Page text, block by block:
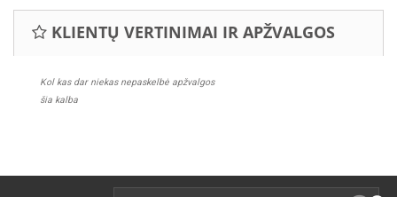
KLIENTŲ VERTINIMAI IR APŽVALGOS
Kol kas dar niekas nepaskelbė apžvalgos
šia kalba